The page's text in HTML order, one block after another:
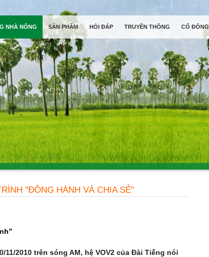
NHÀ NÔNG SẢN PHẨM HỎI ĐÁP TRUYỀN THÔNG CỔ ĐÔNG
"ĐỒNG HÀNH VÀ CHIA SẺ"
11/2010 trên sóng AM, hệ VOV2 của Đài Tiếng nói